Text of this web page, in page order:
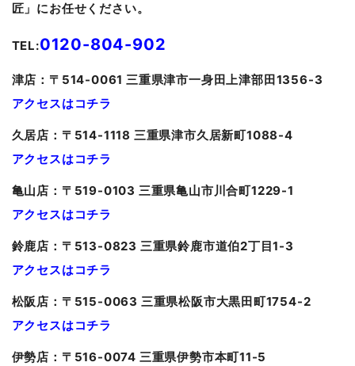
匠」にお任せください。
TEL:0120-804-902
津店：〒514-0061 三重県津市一身田上津部田1356-3
アクセスはコチラ
久居店：〒514-1118 三重県津市久居新町1088-4
アクセスはコチラ
亀山店：〒519-0103 三重県亀山市川合町1229-1
アクセスはコチラ
鈴鹿店：〒513-0823 三重県鈴鹿市道伯2丁目1-3
アクセスはコチラ
松阪店：〒515-0063 三重県松阪市大黒田町1754-2
アクセスはコチラ
伊勢店：〒516-0074 三重県伊勢市本町11-5